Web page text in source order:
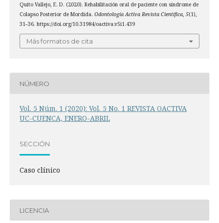
Quito Vallejo, E. D. (2020). Rehabilitación oral de paciente con síndrome de
Colapso Posterior de Mordida. Odontología Activa Revista Científica, 5(1),
31–36. https://doi.org/10.31984/oactiva.v5i1.439
Más formatos de cita
NÚMERO
Vol. 5 Núm. 1 (2020): Vol. 5 No. 1 REVISTA OACTIVA
UC-CUENCA, ENERO-ABRIL
SECCIÓN
Caso clínico
LICENCIA